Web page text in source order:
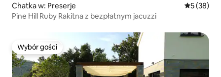
Chatka w: Preserje Średnia
5 (38)
Pine Hill Ruby Rakitna z bezpłatnym jacuzzi
Wybór gości
Wybór gości